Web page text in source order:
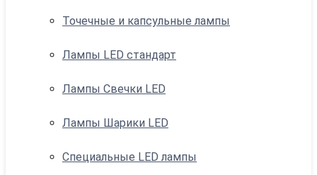
Точечные и капсульные лампы
Лампы LED стандарт
Лампы Свечки LED
Лампы Шарики LED
Специальные LED лампы